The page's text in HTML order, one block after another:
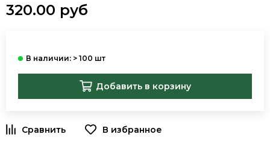
320.00 руб
Добавить в корзину
В избранное